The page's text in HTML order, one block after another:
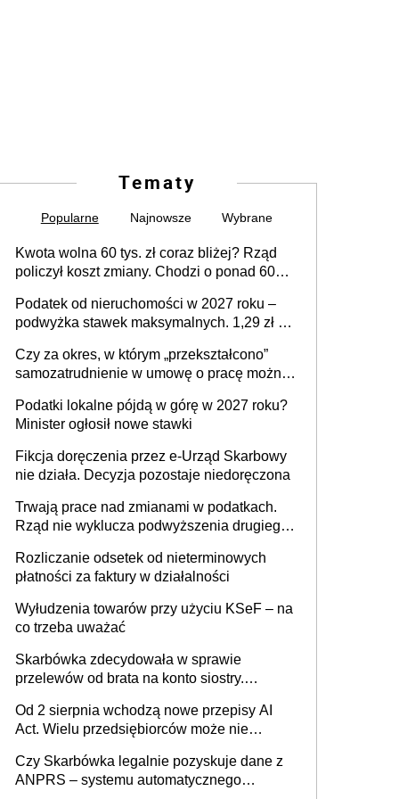
Tematy
Popularne Najnowsze Wybrane
Kwota wolna 60 tys. zł coraz bliżej? Rząd
policzył koszt zmiany. Chodzi o ponad 60
Podatek od nieruchomości w 2027 roku –
podwyżka stawek maksymalnych. 1,29 zł za
budynków i lokali związanych z
prowadzeniem działalności gospodarczej
Czy za okres, w którym „przekształcono”
samozatrudnienie w umowę o pracę można
umowy cywilnoprawnej jedynym
racjonalnym wyjściem
Podatki lokalne pójdą w górę w 2027 roku?
Minister ogłosił nowe stawki
Fikcja doręczenia przez e-Urząd Skarbowy
nie działa. Decyzja pozostaje niedoręczona
Trwają prace nad zmianami w podatkach.
Rząd nie wyklucza podwyższenia drugiego
Rozliczanie odsetek od nieterminowych
płatności za faktury w działalności
Wyłudzenia towarów przy użyciu KSeF – na
co trzeba uważać
Skarbówka zdecydowała w sprawie
przelewów od brata na konto siostry.
darowizna, ale podatku jednak nie będzie
Od 2 sierpnia wchodzą nowe przepisy AI
Act. Wielu przedsiębiorców może nie
Czy Skarbówka legalnie pozyskuje dane z
ANPRS – systemu automatycznego